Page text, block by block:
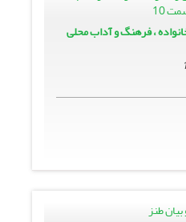
، فرهنگ و آداب محلى